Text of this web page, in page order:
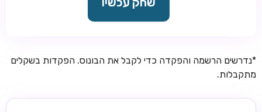
*נדרשים הרשמה והפקדה כדי לקבל את הבונוס. הפקדות בשקלים
מתקבלות.